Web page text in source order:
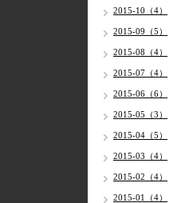
2015-10（4）
2015-09（5）
2015-08（4）
2015-07（4）
2015-06（6）
2015-05（3）
2015-04（5）
2015-03（4）
2015-02（4）
2015-01（4）